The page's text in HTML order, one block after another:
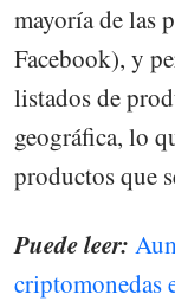
mayoría de las
Facebook), y
listados de
geográfica, lo
productos que
Puede leer:
criptomonedas